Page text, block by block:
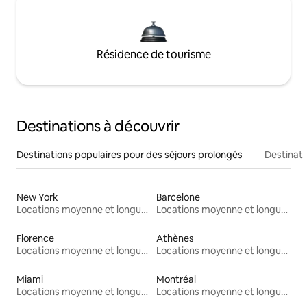
Résidence de tourisme
Destinations à découvrir
Destinations populaires pour des séjours prolongés
New York
Locations moyenne et longue durée
Barcelone
Locations moyenne et longue durée
Florence
Locations moyenne et longue durée
Athènes
Locations moyenne et longue durée
Miami
Locations moyenne et longue durée
Montréal
Locations moyenne et longue durée